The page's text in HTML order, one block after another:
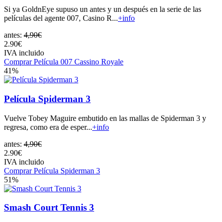
Si ya GoldnEye supuso un antes y un después en la serie de las
películas del agente 007, Casino R...+info
antes: 4,90€
2.90€
IVA incluido
Comprar Película 007 Cassino Royale
41%
Película Spiderman 3
Vuelve Tobey Maguire embutido en las mallas de Spiderman 3 y
regresa, como era de esper...+info
antes: 4,90€
2.90€
IVA incluido
Comprar Película Spiderman 3
51%
Smash Court Tennis 3